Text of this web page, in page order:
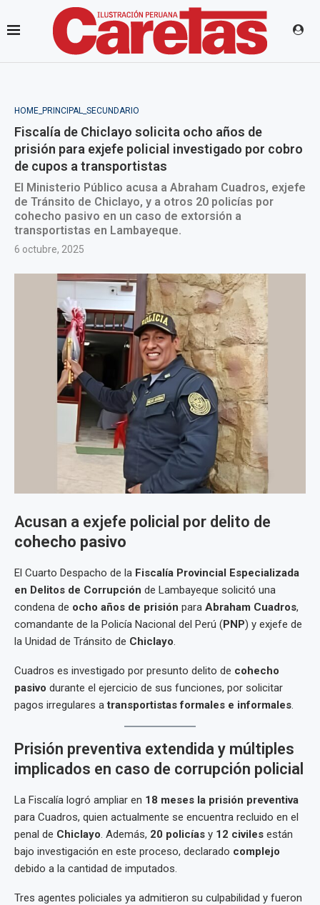
HOME_PRINCIPAL_SECUNDARIO
Fiscalía de Chiclayo solicita ocho años de
prisión para exjefe policial investigado por cobro
de cupos a transportistas
El Ministerio Público acusa a Abraham Cuadros, exjefe
de Tránsito de Chiclayo, y a otros 20 policías por
cohecho pasivo en un caso de extorsión a
transportistas en Lambayeque.
6 octubre, 2025
Acusan a exjefe policial por delito de
cohecho pasivo
El Cuarto Despacho de la Fiscalía Provincial Especializada
en Delitos de Corrupción de Lambayeque solicitó una
condena de ocho años de prisión para Abraham Cuadros,
comandante de la Policía Nacional del Perú (PNP) y exjefe de
la Unidad de Tránsito de Chiclayo
Cuadros es investigado por presunto delito de cohecho
pasivo durante el ejercicio de sus funciones, por solicitar
pagos irregulares atransportistas formales e informales
Prisión preventiva extendida y múltiples
implicados en caso de corrupción policial
La Fiscalía logró ampliar en 18 meses la prisión preventiva
para Cuadros, quien actualmente se encuentra recluido en el
penal de Chiclayo . Además, 20 policías y 12 civiles están
bajo investigación en este proceso, declarado complejo
debido a la cantidad de imputados.
Tres agentes policiales ya admitieron su culpabilidad y fueron